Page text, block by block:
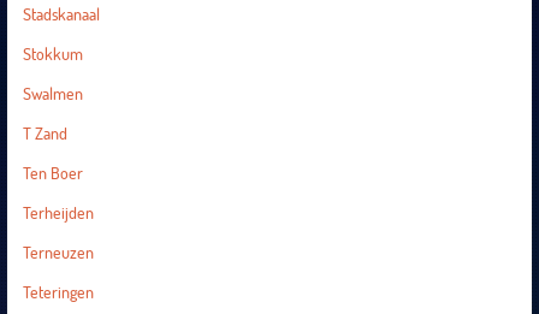
Stadskanaal
Stokkum
Swalmen
T Zand
Ten Boer
Terheijden
Terneuzen
Teteringen